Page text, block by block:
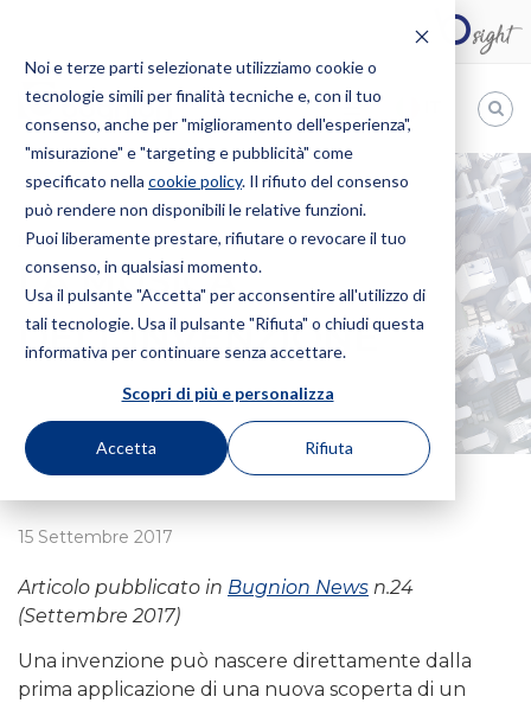
Noi e terze parti selezionate utilizziamo cookie o
tecnologie simili per finalità tecniche e, con il tuo
consenso, anche per "miglioramento dell'esperienza",
"misurazione" e "targeting e pubblicità" come
specificato nella cookie policy. Il rifiuto del consenso
può rendere non disponibili le relative funzioni.
Puoi liberamente prestare, rifiutare o revocare il tuo
consenso, in qualsiasi momento.
Usa il pulsante "Accetta" per acconsentire all'utilizzo di
tali tecnologie. Usa il pulsante "Rifiuta" o chiudi questa
informativa per continuare senza accettare.
Scopri di più e personalizza
Accetta Rifiuta
Bugnion
The
way
HOME NEWS LA MUSICA DELL’INVENZIONE
LA MUSICA
DELL’INVENZIONE
15 Settembre 2017
Articolo pubblicato in Bugnion News n.24
(Settembre 2017)
Una invenzione può nascere direttamente dalla
prima applicazione di una nuova scoperta di un